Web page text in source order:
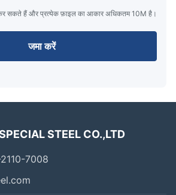
सकते हैं और प्रत्येक फ़ाइल का आकार अधिकतम 10M है।
जमा करें
STEEL CO.,LTD
7008